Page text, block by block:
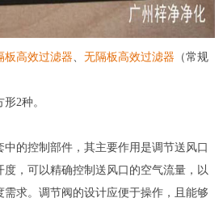
板高效过滤器 无隔板高效过滤器 （常规
2种。
的控制部件，其主要作用是调节送风口
，可以精确控制送风口的空气流量，以
求。调节阀的设计应便于操作，且能够